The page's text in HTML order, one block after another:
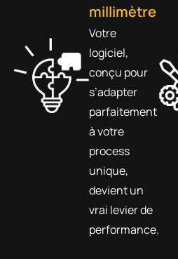
millimètre
Votre
logiciel,
conçu pour
s’adapter
parfaitement
à votre
process
unique,
devient un
vrai levier de
performance.